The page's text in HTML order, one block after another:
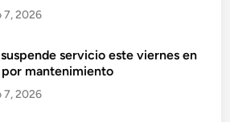
7, 2026
suspende servicio este viernes en
por mantenimiento
7, 2026